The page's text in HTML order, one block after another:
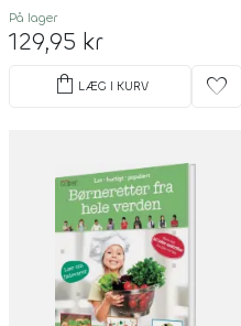
På lager
129,95 kr
shopping_bag LÆG I KURV favorite